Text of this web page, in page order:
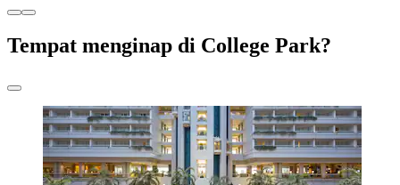
Tempat menginap di College Park?